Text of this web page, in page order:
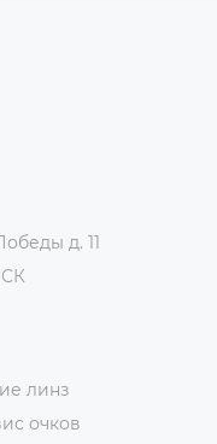
д. 11
линз
очков